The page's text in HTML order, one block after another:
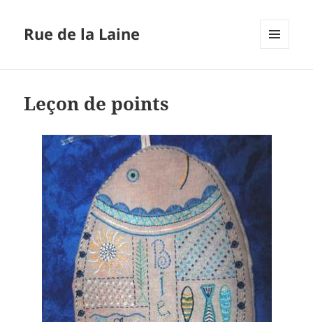
Rue de la Laine
Leçon de points